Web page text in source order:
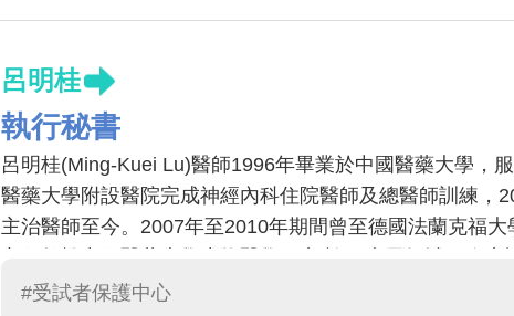
呂明桂
執行秘書
呂明桂(Ming-Kuei Lu)醫師1996年畢業於中國醫藥大學，
醫藥大學附設醫院完成神經內科住院醫師及總醫師訓練，
主治醫師至今。2007年至2010年期間曾至德國法蘭克福
疾病。發表之文章多半與動作準備電位以及磁刺激誘發之
#受試者保護中心